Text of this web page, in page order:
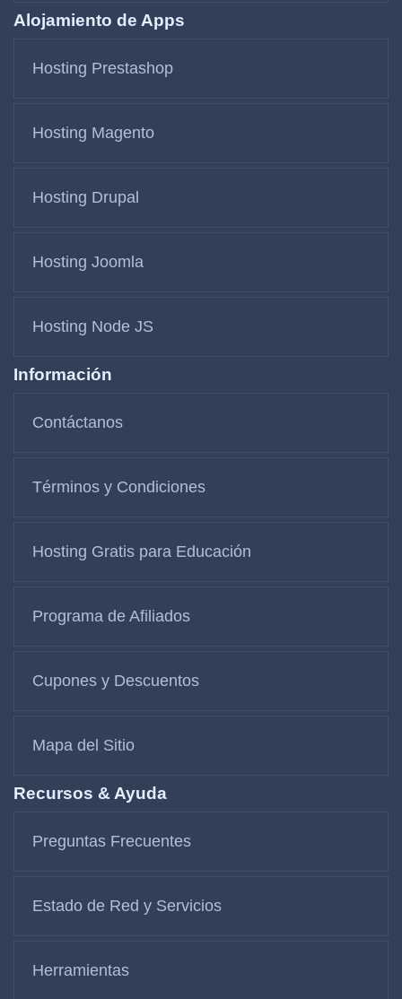
Alojamiento de Apps
Hosting Prestashop
Hosting Magento
Hosting Drupal
Hosting Joomla
Hosting Node JS
Información
Contáctanos
Términos y Condiciones
Hosting Gratis para Educación
Programa de Afiliados
Cupones y Descuentos
Mapa del Sitio
Recursos & Ayuda
Preguntas Frecuentes
Estado de Red y Servicios
Herramientas